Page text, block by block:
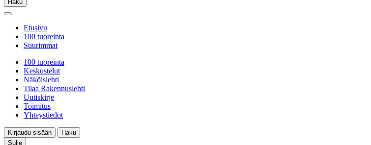
Haku
Etusivu
100 tuoreinta
Suurimmat
100 tuoreinta
Keskustelut
Näköislehti
Tilaa Rakennuslehti
Uutiskirje
Toimitus
Yhteystiedot
Kirjaudu sisään
Haku
Sulje